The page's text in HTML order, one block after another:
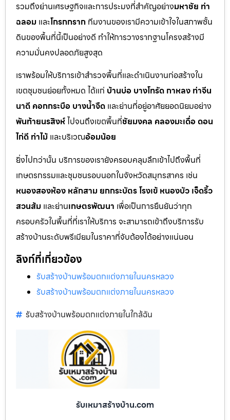
รวมถึงย่านเศรษฐกิจและการประมงที่สำคัญอย่างมหาชัย ท่า
ฉลอม และโกรกกราก ทีมงานของเรามีความเข้าใจในสภาพชั้น
ดินของพื้นที่นี้เป็นอย่างดี ทำให้การวางรากฐานโครงสร้างมี
ความมั่นคงปลอดภัยสูงสุด
เราพร้อมให้บริการเข้าสำรวจพื้นที่และดำเนินงานก่อสร้างใน
เขตชุมชนย่อยทั้งหมด ได้แก่ บ้านบ่อ บางโทรัด กาหลง ท่าจีน
นาดี คอกกระบือ บางน้ำจืด และย่านที่อยู่อาศัยยอดนิยมอย่าง
พันท้ายนรสิงห์ไปจนถึงเขตพื้นที่ชัยมงคล คลองมะเดื่อ ดอน
ไก่ดี ท่าไม้ และบริเวณอ้อมน้อย
ยิ่งไปกว่านั้น บริการของเรายังครอบคลุมลึกเข้าไปถึงพื้นที่
เกษตรกรรมและชุมชนรอบนอกในจังหวัดสมุทรสาคร เช่น
หนองสองห้อง หลักสาม ยกกระบัตร โรงเข้ หนองบัว เจ็ดริ้ว
สวนส้ม และย่านเกษตรพัฒนา เพื่อเป็นการยืนยันว่าทุก
ครอบครัวในพื้นที่ที่เราให้บริการ จะสามารถเข้าถึงบริการรับ
สร้างบ้านระดับพรีเมียมในราคาที่จับต้องได้อย่างแน่นอน
ลิงก์ที่เกี่ยวข้อง
รับสร้างบ้านพร้อมตกแต่งภายในนครหลวง
รับสร้างบ้านพร้อมตกแต่งภายในนครหลวง
รับสร้างบ้านพร้อมตกแต่งภายในใกล้ฉัน
รับเหมาสร้างบ้าน.com